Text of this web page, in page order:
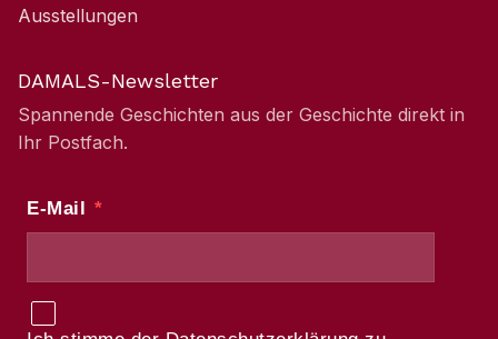
Ausstellungen
DAMALS-Newsletter
Spannende Geschichten aus der Geschichte direkt in
Ihr Postfach.